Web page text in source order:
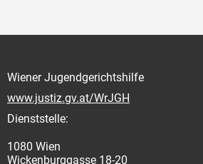
Wiener Jugendgerichtshilfe
www.justiz.gv.at/WrJGH
Dienststelle:
1080 Wien
Wickenburggasse 18-20